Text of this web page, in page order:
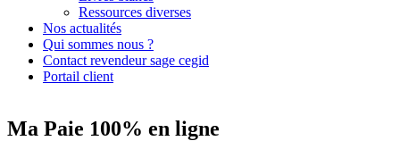
Ressources diverses
Nos actualités
Qui sommes nous ?
Contact revendeur sage cegid
Portail client
Ma Paie 100% en ligne